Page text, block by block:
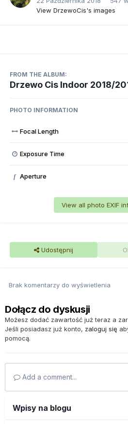
View DrzewoCis's images
FROM THE ALBUM:
Drzewo Cis Indoor 2018/
PHOTO INFORMATION
Focal Length
Exposure Time
f Aperture
View all photo EXIF
Udostępnij
Brak komentarzy do wyświetlenia
Dołącz do dyskusji
Możesz dodać zawartość już teraz a
Jeśli posiadasz już konto, zaloguj się
pomocą.
Add a comment...
Wpisy na blogu